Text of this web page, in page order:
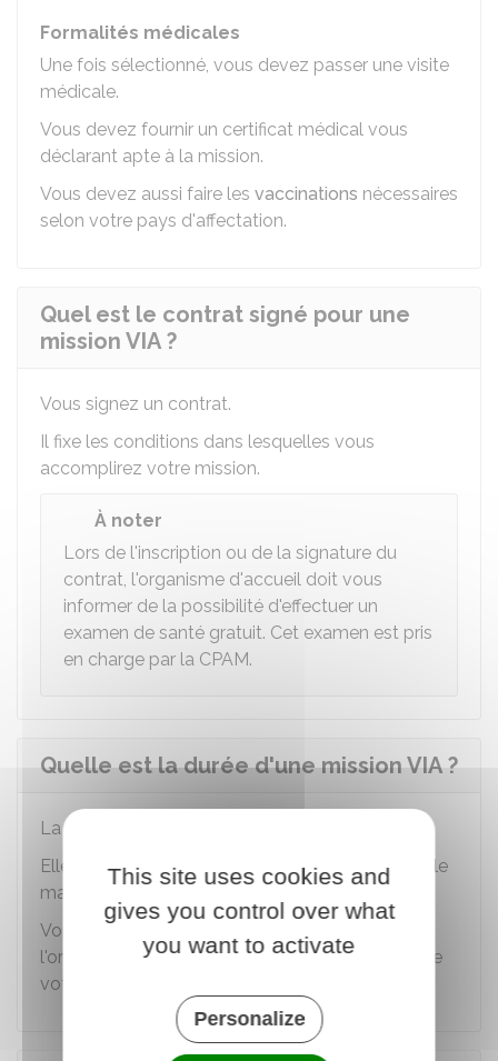
Formalités médicales
Une fois sélectionné, vous devez passer une visite
médicale.
Vous devez fournir un certificat médical vous
déclarant apte à la mission.
Vous devez aussi faire les vaccinations nécessaires
selon votre pays d'affectation.
Quel est le contrat signé pour une
mission VIA ?
Vous signez un contrat.
Il fixe les conditions dans lesquelles vous
accomplirez votre mission.
À noter
Lors de l'inscription ou de la signature du
contrat, l'organisme d'accueil doit vous
informer de la possibilité d'effectuer un
examen de santé gratuit. Cet examen est pris
en charge par la CPAM.
Quelle est la durée d'une mission VIA ?
La mission VIA dure entre 6 et 24 mois.
Elle peut être renouvelée une fois, sans excéder le
maximum de 2 ans.
Vous devez demander le renouvellement à
l'organisme gestionnaire 1 à 3 mois avant la fin de
votre mission.
This site uses cookies and
gives you control over what
you want to activate
Personalize